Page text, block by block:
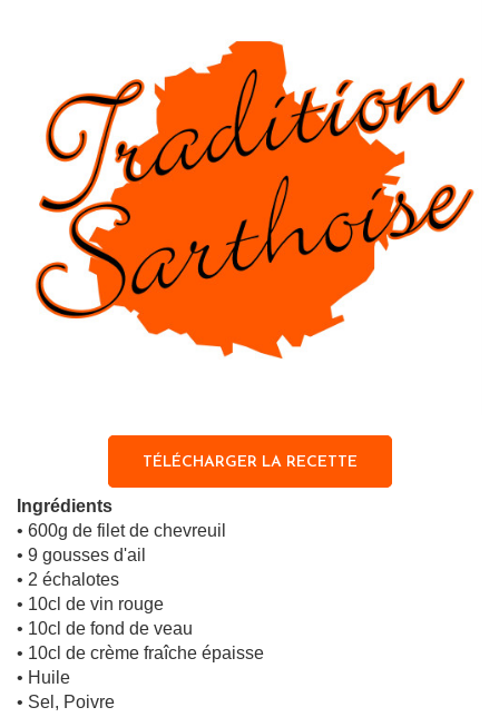
TÉLÉCHARGER LA RECETTE
Ingrédients
• 600g de filet de chevreuil
• 9 gousses d'ail
• 2 échalotes
• 10cl de vin rouge
• 10cl de fond de veau
• 10cl de crème fraîche épaisse
• Huile
• Sel, Poivre